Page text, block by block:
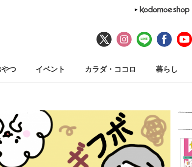
やつ イベント カラダ・ココロ 暮らし